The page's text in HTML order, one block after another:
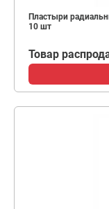
Пластыри
10 шт
Товар